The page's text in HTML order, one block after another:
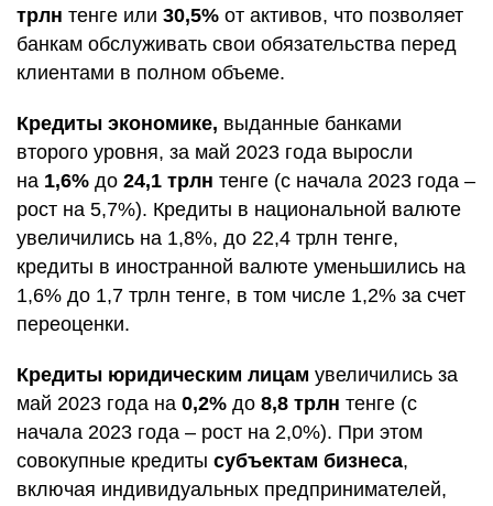
трлн тенге или 30,5% от активов, что позволяет
банкам обслуживать свои обязательства перед
клиентами в полном объеме.
Кредиты экономике, выданные банками
второго уровня, за май 2023 года выросли
на 1,6% до 24,1 трлн тенге (с начала 2023 года –
рост на 5,7%). Кредиты в национальной валюте
увеличились на 1,8%, до 22,4 трлн тенге,
кредиты в иностранной валюте уменьшились на
1,6% до 1,7 трлн тенге, в том числе 1,2% за счет
переоценки.
Кредиты юридическим лицам увеличились за
май 2023 года на 0,2% до 8,8 трлн тенге (с
начала 2023 года – рост на 2,0%). При этом
совокупные кредиты субъектам бизнеса,
включая индивидуальных предпринимателей,